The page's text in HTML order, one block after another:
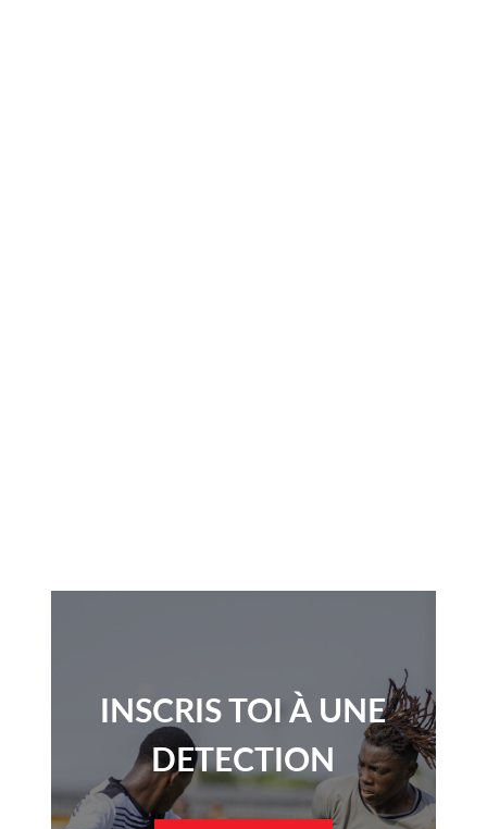
INSCRIS TOI À UNE
DETECTION​